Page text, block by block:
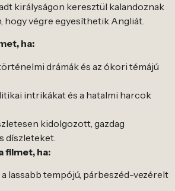
királyságon keresztül kalandoznak
hogy végre egyesíthetik Angliát.
ha:
drámák és az ókori témájú
intrikákat és a hatalmi harcok
kidolgozott, gazdag
díszleteket.
filmet, ha:
lassabb tempójú, párbeszéd-vezérelt